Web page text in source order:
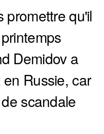
promettre qu'il
Demidov a
Russie, car
scandale